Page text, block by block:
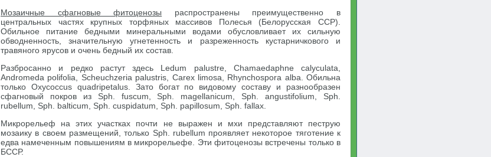
Мозаичные сфагновые фитоценозы распространены преимущественно в
центральных частях крупных торфяных массивов Полесья (Белорусская ССР).
Обильное питание бедными минеральными водами обусловливает их сильную
обводненность, значительную угнетенность и разреженность кустарничкового и
травяного ярусов и очень бедный их состав.
Разбросанно и редко растут здесь Ledum palustre, Chamaedaphne calyculata,
Andromeda polifolia, Scheuchzeria palustris, Carex limosa, Rhynchospora alba. Обильна
только Oxycoccus quadripetalus. Зато богат по видовому составу и разнообразен
сфагновый покров из Sph. fuscum, Sph. magellanicum, Sph. angustifolium, Sph.
rubellum, Sph. balticum, Sph. cuspidatum, Sph. papillosum, Sph. fallax.
Микрорельеф на этих участках почти не выражен и мхи представляют пеструю
мозаику в своем размещений, только Sph. rubellum проявляет некоторое тяготение к
едва намеченным повышениям в микрорельефе. Эти фитоценозы встречены только в
БССР.